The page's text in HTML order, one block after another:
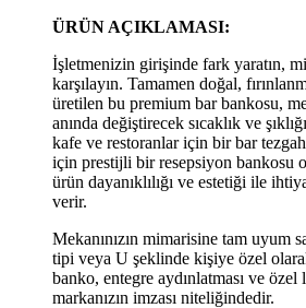
ÜRÜN AÇIKLAMASI:
İşletmenizin girişinde fark yaratın,
karşılayın. Tamamen doğal,
üretilen bu premium bar bankosu,
anında değiştirecek sıcaklık ve
kafe ve restoranlar için bir bar
için prestijli bir resepsiyon bankosu
ürün dayanıklılığı ve estetiği ile
verir.
Mekanınızın mimarisine tam uyum
tipi veya U şeklinde kişiye özel
banko, entegre aydınlatması ve özel
markanızın imzası niteliğindedir.